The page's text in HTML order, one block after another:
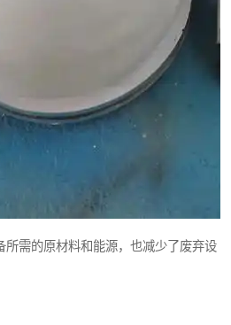
所需的原材料和能源，也减少了废弃设